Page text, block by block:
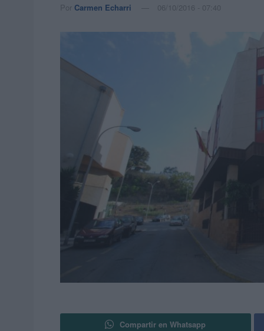
Por Carmen Echarri 06/10/2016 - 07:40
Compartir en Whatsapp